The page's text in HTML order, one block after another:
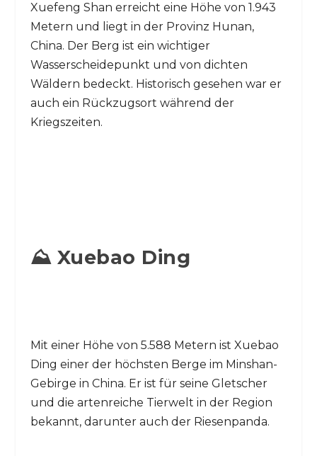
Xuefeng Shan erreicht eine Höhe von 1.943
Metern und liegt in der Provinz Hunan,
China. Der Berg ist ein wichtiger
Wasserscheidepunkt und von dichten
Wäldern bedeckt. Historisch gesehen war er
auch ein Rückzugsort während der
Kriegszeiten.
⛰️ Xuebao Ding
Mit einer Höhe von 5.588 Metern ist Xuebao
Ding einer der höchsten Berge im Minshan-
Gebirge in China. Er ist für seine Gletscher
und die artenreiche Tierwelt in der Region
bekannt, darunter auch der Riesenpanda.